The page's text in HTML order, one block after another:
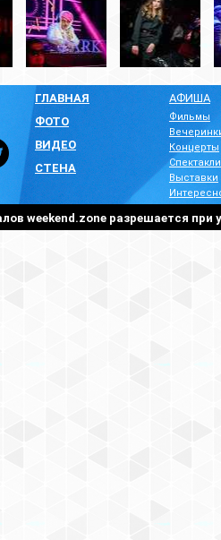
ГЛАВНАЯ
ФОТО
ВИДЕО
СТЕНА
АФИША
Фильмы
Концерты
Спектакли
Выставки
weekend.zone разрешается